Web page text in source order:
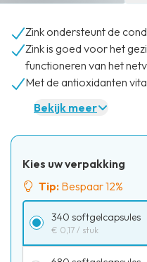
Zink ondersteunt de
Zink is goed voor het
functioneren van het
Met de antioxidanten
Bekijk meer
Kies uw verpakking
Tip: Bespaar 12%
340 softgelcapsules
€ 0,17 / stuk